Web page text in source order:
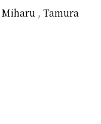
, Tamura